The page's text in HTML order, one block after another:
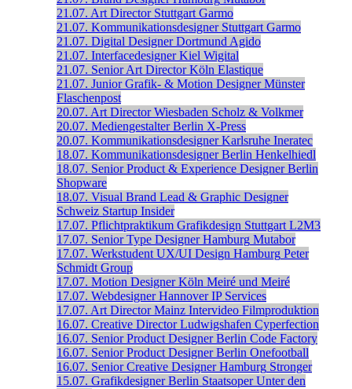
21.07. Art Director Stuttgart Garmo
21.07. Kommunikationsdesigner Stuttgart Garmo
21.07. Digital Designer Dortmund Agido
21.07. Interfacedesigner Kiel Wigital
21.07. Senior Art Director Köln Elastique
21.07. Junior Grafik- & Motion Designer Münster
Flaschenpost
20.07. Art Director Wiesbaden Scholz & Volkmer
20.07. Mediengestalter Berlin X-Press
20.07. Kommunikationsdesigner Karlsruhe Ineratec
18.07. Kommunikationsdesigner Berlin Henkelhiedl
18.07. Senior Product & Experience Designer Berlin
Shopware
18.07. Visual Brand Lead & Graphic Designer
Schweiz Startup Insider
17.07. Pflichtpraktikum Grafikdesign Stuttgart L2M3
17.07. Senior Type Designer Hamburg Mutabor
17.07. Werkstudent UX/UI Design Hamburg Peter
Schmidt Group
17.07. Motion Designer Köln Meiré und Meiré
17.07. Webdesigner Hannover IP Services
17.07. Art Director Mainz Intervideo Filmproduktion
16.07. Creative Director Ludwigshafen Cyperfection
16.07. Senior Product Designer Berlin Code Factory
16.07. Senior Product Designer Berlin Onefootball
16.07. Senior Creative Designer Hamburg Stronger
15.07. Grafikdesigner Berlin Staatsoper Unter den